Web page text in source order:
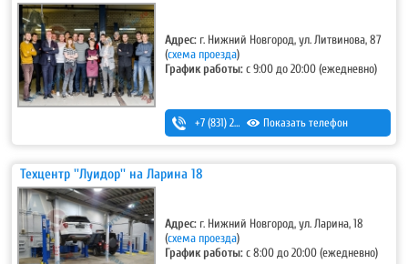
Адрес: г. Нижний Новгород, ул. Литвинова, 87
(схема проезда)
График работы:с 9:00 до 20:00 (ежедневно)
+7 (831) 280-69-88 Показать телефон
Техцентр ''Луидор'' на Ларина 18
Адрес: г. Нижний Новгород, ул. Ларина, 18
(схема проезда)
График работы:с 8:00 до 20:00 (ежедневно)